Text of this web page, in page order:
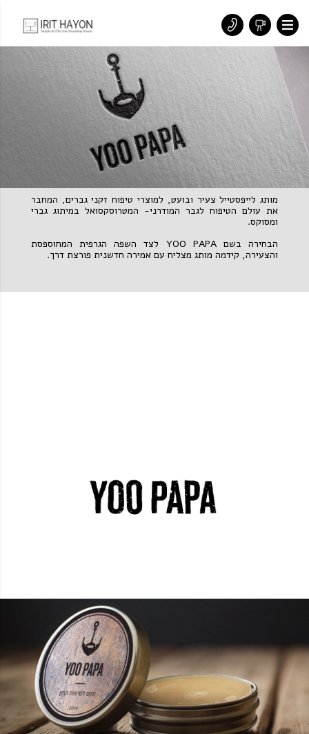
מותג לייפסטייל צעיר ובועט, למוצרי טיפוח זקני גברים, המחבר
את עולם הטיפוח לגבר המודרני- המטרוסקסואל במיתוג גברי
ומסוקס.
הבחירה בשם YOO PAPA לצד השפה הגרפית המחוספסת
והצעירה, קידמה מותג מצליח עם אמירה חדשנית פורצת דרך.